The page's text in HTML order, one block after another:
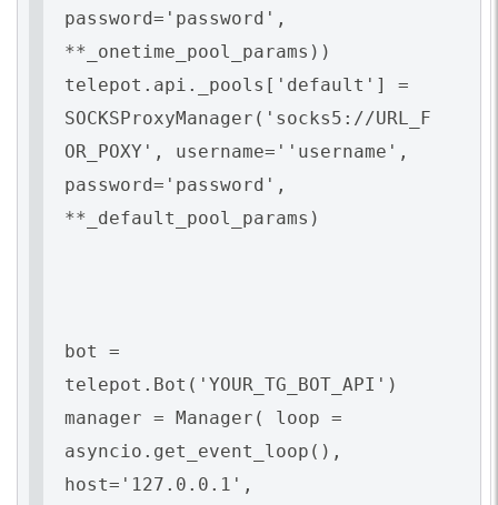
password='password',
**_onetime_pool_params))
telepot.api._pools['default'] =
SOCKSProxyManager('socks5://URL_F
OR_POXY', username=''username',
password='password',
**_default_pool_params)
bot =
telepot.Bot('YOUR_TG_BOT_API')
manager = Manager( loop =
asyncio.get_event_loop(),
host='127.0.0.1',